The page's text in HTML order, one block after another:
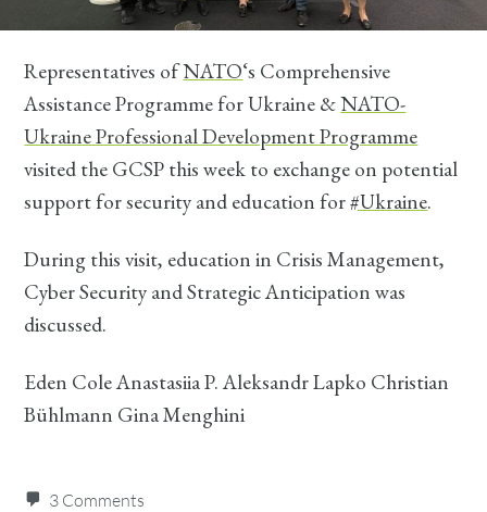
Representatives ofNATO‘s Comprehensive
Assistance Programme for Ukraine &NATO-
Ukraine Professional Development Programme
visited the GCSP this week to exchange on potential
support for security and education for#Ukraine.
During this visit, education in Crisis Management,
Cyber Security and Strategic Anticipation was
discussed.
Eden Cole Anastasiia P. Aleksandr Lapko Christian
Bühlmann Gina Menghini
3 Comments